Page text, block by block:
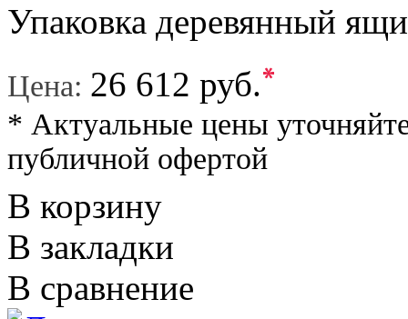
Упаковка деревянный
Цена: 26 612 руб.*
* Актуальные цены
публичной офертой
В корзину
В закладки
В сравнение